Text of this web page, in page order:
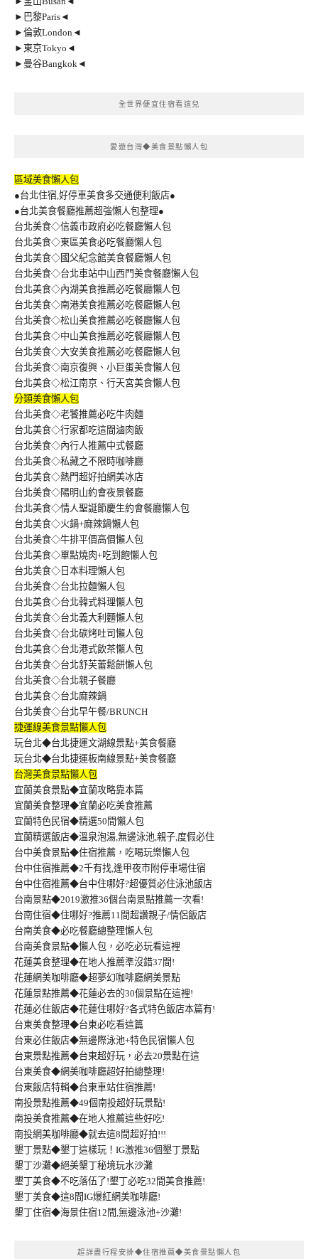
►巴黎Paris◄
►倫敦London◄
►東京Tokyo◄
►曼谷Bangkok◄
全世界便宜住宿看這兒
愛遊台灣◆美食景點懶人包
區域美食懶人包
●台北住宿,好停車美食多交通便利飯店●
●台北美食餐廳推薦超強懶人包整理●
台北美食◇信義市政府必吃餐廳懶人包
台北美食◇東區美食必吃餐廳懶人包
台北美食◇國父紀念館美食餐廳懶人包
台北美食◇台北車站中山西門美食餐廳懶人包
台北美食◇內湖美食推薦必吃餐廳懶人包
台北美食◇南港美食推薦必吃餐廳懶人包
台北美食◇松山美食推薦必吃餐廳懶人包
台北美食◇中山美食推薦必吃餐廳懶人包
台北美食◇大安美食推薦必吃餐廳懶人包
台北美食◇南京復興、小巨蛋美食懶人包
台北美食◇松江南京、行天宮美食懶人包
分類美食懶人包
台北美食◇老饕推薦必吃牛肉麵
台北美食◇行家都吃這間滷肉飯
台北美食◇內行人推薦中式餐廳
台北美食◇私藏之不限時咖啡廳
台北美食◇熱門超好拍網美冰店
台北美食◇陽明山約會夜景餐廳
台北美食◇情人聖誕節慶生約會餐廳懶人包
台北美食◇火鍋+麻辣鍋懶人包
台北美食◇牛排平價高價懶人包
台北美食◇單點燒肉+吃到飽懶人包
台北美食◇日本料理懶人包
台北美食◇台北拉麵懶人包
台北美食◇台北韓式料理懶人包
台北美食◇台北義大利麵懶人包
台北美食◇台北碳烤吐司懶人包
台北美食◇台北港式飲茶懶人包
台北美食◇台北舒芙蕾鬆餅懶人包
台北美食◇台北親子餐廳
台北美食◇台北麻辣鍋
台北美食◇台北早午餐/BRUNCH
捷運線美食景點懶人包
玩台北◆台北捷運文湖線景點+美食餐廳
玩台北◆台北捷運板南線景點+美食餐廳
台灣美食景點懶人包
宜蘭美食景點◆宜蘭攻略靠本篇
宜蘭美食整理◆宜蘭必吃美食推薦
宜蘭特色民宿◆精選50間懶人包
宜蘭精選飯店◆溫泉泡湯,無邊泳池,親子,度假必住
台中美食景點◆住宿推薦，吃喝玩樂懶人包
台中住宿推薦◆2千有找,逢甲夜市附停車場住宿
台中住宿推薦◆台中住哪好?超優質必住泳池飯店
台南景點◆2019激推36個台南景點推薦一次看!
台南住宿◆住哪好?推薦11間超讚親子/情侶飯店
台南美食◆必吃餐廳總整理懶人包
台南美食景點◆懶人包，必吃必玩看這裡
花蓮美食整理◆在地人推薦準沒錯37間!
花蓮網美咖啡廳◆超夢幻咖啡廳網美景點
花蓮景點推薦◆花蓮必去的30個景點在這裡!
花蓮必住飯店◆花蓮住哪好?各式特色飯店本篇有!
台東美食整理◆台東必吃看這篇
台東必住飯店◆無邊際泳池+特色民宿懶人包
台東景點推薦◆台東超好玩，必去20景點在這
台東美食◆網美咖啡廳超好拍總整理!
台東飯店特輯◆台東車站住宿推薦!
南投景點推薦◆49個南投超好玩景點!
南投美食推薦◆在地人推薦這些好吃!
南投網美咖啡廳◆就去這8間超好拍!!!
墾丁景點◆墾丁這樣玩！IG激推36個墾丁景點
墾丁沙灘◆絕美墾丁秘境玩水沙灘
墾丁美食◆不吃落伍了!墾丁必吃32間美食推薦!
墾丁美食◆這8間IG爆紅網美咖啡廳!
墾丁住宿◆海景住宿12間,無邊泳池+沙灘!
超詳盡行程安排◆住宿推薦◆美食景點懶人包